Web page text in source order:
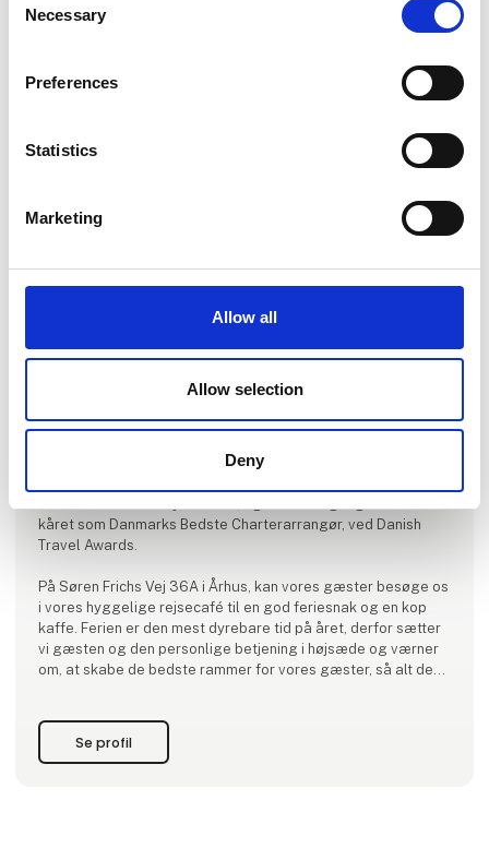
Selection
Necessary
Preferences
Statistics
Marketing
Allow all
Allow selection
Deny
Produktet er tilføjet af:
kåret som Danmarks Bedste Charterarrangør, ved Danish
Travel Awards.
På Søren Frichs Vej 36A i Århus, kan vores gæster besøge os
i vores hyggelige rejsecafé til en god feriesnak og en kop
kaffe. Ferien er den mest dyrebare tid på året, derfor sætter
vi gæsten og den personlige betjening i højsæde og værner
om, at skabe de bedste rammer for vores gæster, så alt de
Vi tilbyder nøje udvalgte rejsemål og hoteller, hvor der er
Se profil